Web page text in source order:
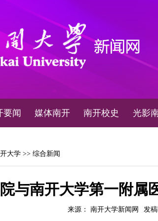
要闻 媒体南开 南开校史 光影
大学 >> 综合新闻
与南开大学第一附属
来源： 南开大学新闻网 发